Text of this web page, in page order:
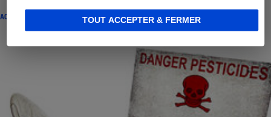
TOUT ACCEPTER & FERMER
ACTUALITÉ